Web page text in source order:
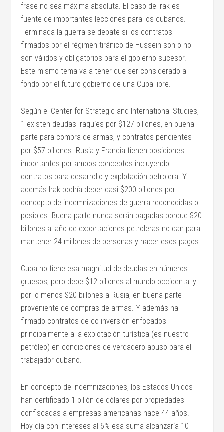
frase no sea máxima absoluta. El caso de Irak es
fuente de importantes lecciones para los cubanos.
Terminada la guerra se debate si los contratos
firmados por el régimen tiránico de Hussein son o no
son válidos y obligatorios para el gobierno sucesor.
Este mismo tema va a tener que ser considerado a
fondo por el futuro gobierno de una Cuba libre.
Según el Center for Strategic and International Studies,
1 existen deudas Iraquíes por $127 billones, en buena
parte para compra de armas, y contratos pendientes
por $57 billones. Rusia y Francia tienen posiciones
importantes por ambos conceptos incluyendo
contratos para desarrollo y explotación petrolera. Y
además Irak podría deber casi $200 billones por
concepto de indemnizaciones de guerra reconocidas o
posibles. Buena parte nunca serán pagadas porque $20
billones al año de exportaciones petroleras no dan para
mantener 24 millones de personas y hacer esos pagos.
Cuba no tiene esa magnitud de deudas en números
gruesos, pero debe $12 billones al mundo occidental y
por lo menos $20 billones a Rusia, en buena parte
proveniente de compras de armas. Y además ha
firmado contratos de co-inversión enfocados
principalmente a la explotación turística (es nuestro
petróleo) en condiciones de verdadero abuso para el
trabajador cubano.
En concepto de indemnizaciones, los Estados Unidos
han certificado 1 billón de dólares por propiedades
confiscadas a empresas americanas hace 44 años.
Hoy día con intereses al 6% esa suma alcanzaría 10